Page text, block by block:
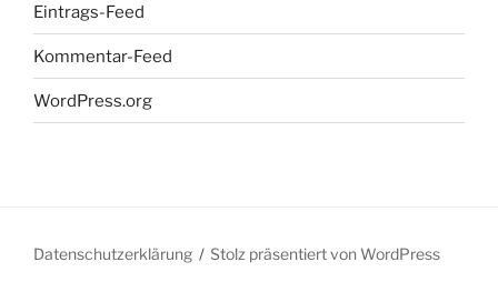
Eintrags-Feed
Kommentar-Feed
WordPress.org
Datenschutzerklärung Stolz präsentiert von WordPress